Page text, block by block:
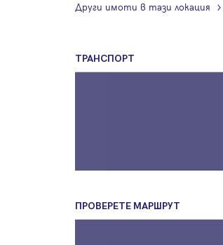
Други имоти в тази локация
ТРАНСПОРТ
ПРОВЕРЕТЕ МАРШРУТ